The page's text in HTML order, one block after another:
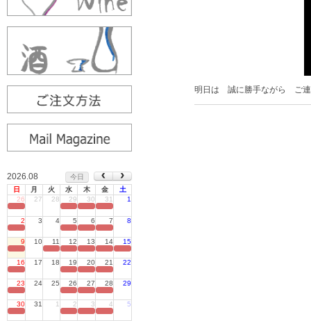
2026.08
今日
日
月 火 水 木 金
土
26
27 28 29 30 31 1
2 3 4 5 6 7 8
9 10 11 12 13 14 15
16 17 18 19 20 21 22
23 24 25 26 27 28 29
30 31 1 2 3 4 5
明日は 誠に勝手ながら ご連